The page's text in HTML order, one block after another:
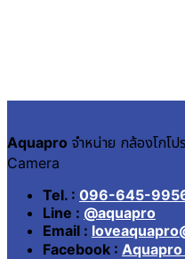
Aquapro จำหน่าย กล้องโกโ
Camera
Tel. : 096-645-
Line : @aquapro
Email :
Facebook : Aquapro